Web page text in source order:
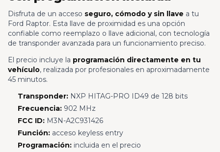
Disfruta de un acceso seguro, cómodo y sin llave a tu
Ford Raptor. Esta llave de proximidad es una opción
confiable como reemplazo o llave adicional, con tecnología
de transponder avanzada para un funcionamiento preciso.
El precio incluye la programación directamente en tu
vehículo, realizada por profesionales en aproximadamente
45 minutos.
Transponder:NXP HITAG-PRO ID49 de 128 bits
Frecuencia:902 MHz
FCC ID:M3N-A2C931426
Función:acceso keyless entry
Programación:incluida en el precio